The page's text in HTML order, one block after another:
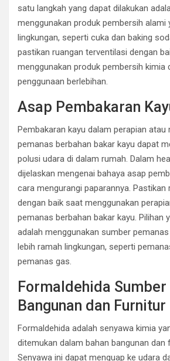
satu langkah yang dapat dilakukan
menggunakan produk pembersih alami
lingkungan, seperti cuka dan baking
pastikan ruangan terventilasi dengan
menggunakan produk pembersih kimia
penggunaan berlebihan.
Asap Pembakaran
Pembakaran kayu dalam perapian atau
pemanas berbahan bakar kayu dapat
polusi udara di dalam rumah. Dalam
dijelaskan mengenai bahaya asap
cara mengurangi paparannya. Pastikan
dengan baik saat menggunakan
pemanas berbahan bakar kayu. Pilihan
adalah menggunakan sumber
lebih ramah lingkungan, seperti
pemanas gas.
Formaldehida
Bangunan dan Furnitur
Formaldehida adalah senyawa kimia
ditemukan dalam bahan bangunan dan
Senyawa ini dapat menguap ke udara